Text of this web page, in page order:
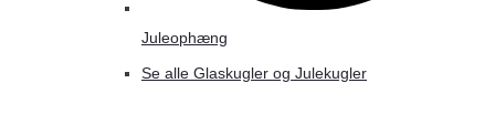
Juleophæng
Se alle Glaskugler og Julekugler